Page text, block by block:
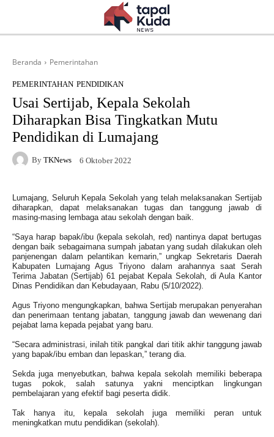
Beranda Pemerintahan
PEMERINTAHAN PENDIDIKAN
Usai Sertijab, Kepala Sekolah
Diharapkan Bisa Tingkatkan Mutu
Pendidikan di Lumajang
By TKNews 6 Oktober 2022
Lumajang, Seluruh Kepala Sekolah yang telah melaksanakan Sertijab
diharapkan, dapat melaksanakan tugas dan tanggung jawab di
masing-masing lembaga atau sekolah dengan baik.
“Saya harap bapak/ibu (kepala sekolah, red) nantinya dapat bertugas
dengan baik sebagaimana sumpah jabatan yang sudah dilakukan oleh
panjenengan dalam pelantikan kemarin,” ungkap Sekretaris Daerah
Kabupaten Lumajang Agus Triyono dalam arahannya saat Serah
Terima Jabatan (Sertijab) 61 pejabat Kepala Sekolah, di Aula Kantor
Dinas Pendidikan dan Kebudayaan, Rabu (5/10/2022).
Agus Triyono mengungkapkan, bahwa Sertijab merupakan penyerahan
dan penerimaan tentang jabatan, tanggung jawab dan wewenang dari
pejabat lama kepada pejabat yang baru.
“Secara administrasi, inilah titik pangkal dari titik akhir tanggung jawab
yang bapak/ibu emban dan lepaskan,” terang dia.
Sekda juga menyebutkan, bahwa kepala sekolah memiliki beberapa
tugas pokok, salah satunya yakni menciptkan lingkungan
pembelajaran yang efektif bagi peserta didik.
Tak hanya itu, kepala sekolah juga memiliki peran untuk
meningkatkan mutu pendidikan (sekolah).